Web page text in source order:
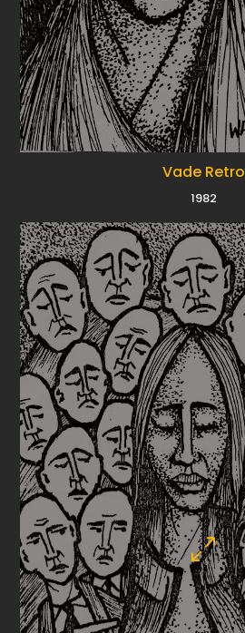
Vade Retro
1982